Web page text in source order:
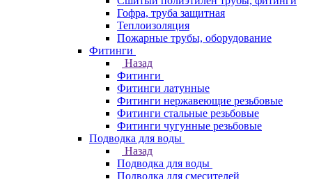
Гофра, труба защитная
Теплоизоляция
Пожарные трубы, оборудование
Фитинги
Назад
Фитинги
Фитинги латунные
Фитинги нержавеющие резьбовые
Фитинги стальные резьбовые
Фитинги чугунные резьбовые
Подводка для воды
Назад
Подводка для воды
Подводка для смесителей